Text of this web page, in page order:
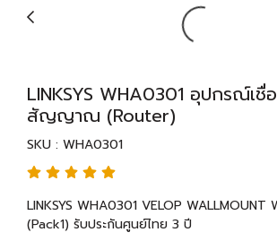
LINKSYS WHA0301 อุปกรณ์เชื่
สัญญาณ (Router)
SKU : WHA0301
LINKSYS WHA0301 VELOP WALLMOUNT
(Pack1) รับประกันศูนย์ไทย 3 ปี